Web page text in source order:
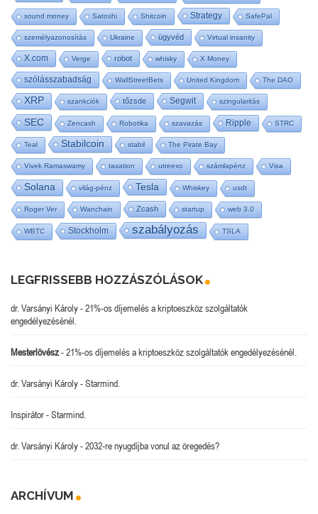
sound money Satoshi Shitcoin Strategy SafePal
személyazonosítás Ukraine ügyvéd Virtual insanity
X.com Verge robot whisky X Money
szólásszabadság WallStreetBets United Kingdom The DAO
XRP szankciók tőzsde Segwit szingularitás
SEC Zencash Robotika szavazás Ripple STRC
Teal Stabilcoin stabil The Pirate Bay
Vivek Ramaswamy taxation utreexo számlapénz Visa
Solana világ-pénz Tesla Whiskey usdt
Roger Ver Wanchain Zcash startup web 3.0
WBTC Stockholm szabályozás TSLA
LEGFRISSEBB HOZZÁSZÓLÁSOK
dr. Varsányi Károly-21%-os díjemelés a kriptoeszköz szolgáltatók
engedélyezésénél.
Mesterlövész-21%-os díjemelés a kriptoeszköz szolgáltatók engedélyezésénél.
dr. Varsányi Károly-Starmind.
Inspirátor-Starmind.
dr. Varsányi Károly-2032-re nyugdíjba vonul az öregedés?
ARCHÍVUM